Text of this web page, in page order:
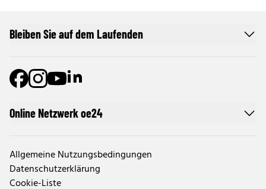
Online Netzwerk oe24
Allgemeine Nutzungsbedingungen
Datenschutzerklärung
Cookie-Liste
Bleiben Sie auf dem Laufenden